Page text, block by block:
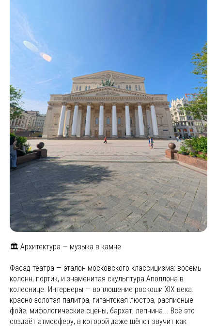
🏛 Архитектура — музыка в камне
Фасад театра — эталон московского классицизма: восемь
колонн, портик, и знаменитая скульптура Аполлона в
колеснице. Интерьеры — воплощение роскоши XIX века:
красно-золотая палитра, гигантская люстра, расписные
фойе, мифологические сцены, бархат, лепнина... Всё это
создаёт атмосферу, в которой даже шёпот звучит как